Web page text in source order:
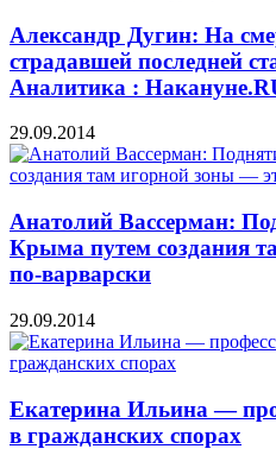
Александр Дугин: На
страдавшей последней
Аналитика :
29.09.2014
Анатолий Вассерман:
Крыма путем создания
по-варварски
29.09.2014
Екатерина Ильина —
в гражданских спорах